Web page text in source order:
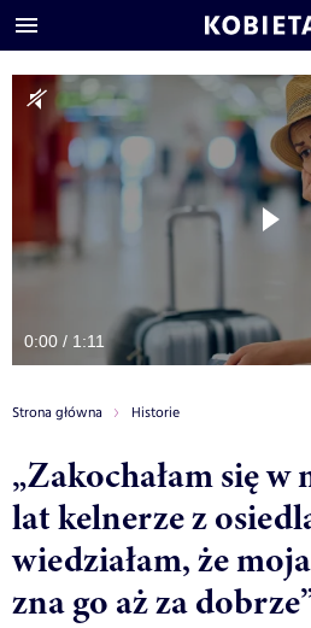
0:00 / 1:11
Strona główna Historie
„Zakochałam się w
lat kelnerze z
wiedziałam, że
zna go aż za